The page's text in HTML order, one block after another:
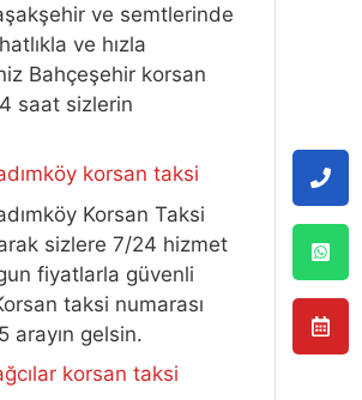
ve semtlerinde
ve hızla
Bahçeşehir korsan
saat sizlerin
korsan taksi
Korsan Taksi
sizlere 7/24 hizmet
fiyatlarla güvenli
taksi numarası
arayın gelsin.
korsan taksi